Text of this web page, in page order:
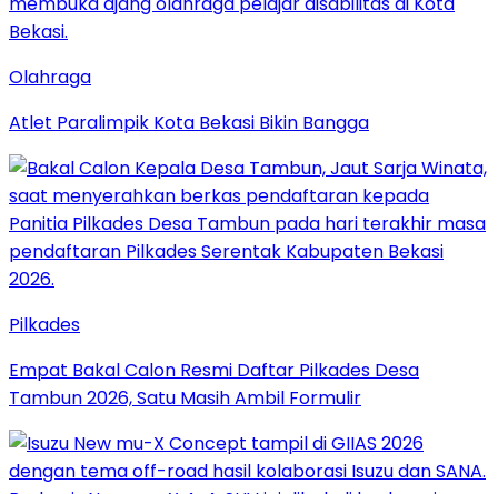
Olahraga
Atlet Paralimpik Kota Bekasi Bikin Bangga
Pilkades
Empat Bakal Calon Resmi Daftar Pilkades Desa
Tambun 2026, Satu Masih Ambil Formulir